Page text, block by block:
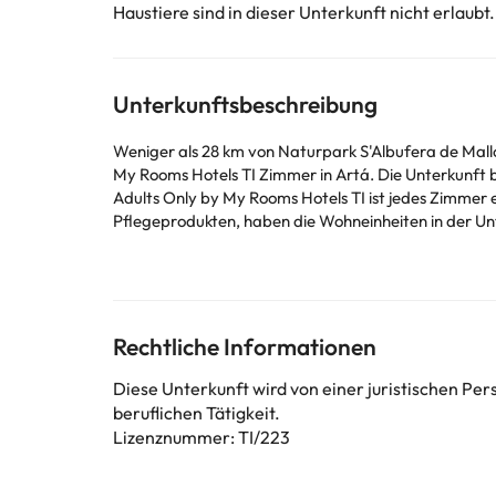
Haustiere sind in dieser Unterkunft nicht erlaubt.
Unterkunftsbeschreibung
Weniger als 28 km von Naturpark S'Albufera de
My Rooms Hotels TI Zimmer in Artá. Die Unterkunft bietet eine
Adults Only by My Rooms Hotels TI ist jedes
Pflegeprodukten, haben die Wohneinheiten in der
die Unterkunft bietet einen kostenpflichtigen
**The cleaning of the rooms is 5 times a week and
the Wi-Fi is not excellent.Bitte teilen Sie der Unterkunft Ihre voraussichtliche Ankunftszeit im Voraus mit. Nutzen Sie hierfür bei der Buchung das Feld für besondere
oder kontaktieren Sie die Unterkunft direkt. Beim
und sind gegebenenfalls mit einem Aufpreis
Rechtliche Informationen
Diese Unterkunft wird von einer juristischen
beruflichen Tätigkeit.
Lizenznummer: TI/223